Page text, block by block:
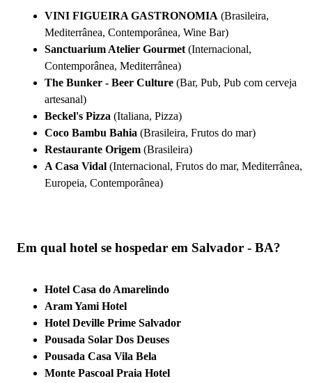
VINI FIGUEIRA GASTRONOMIA (Brasileira,
Mediterrânea, Contemporânea, Wine Bar)
Sanctuarium Atelier Gourmet (Internacional,
Contemporânea, Mediterrânea)
The Bunker - Beer Culture (Bar, Pub, Pub com cerveja
artesanal)
Beckel's Pizza (Italiana, Pizza)
Coco Bambu Bahia (Brasileira, Frutos do mar)
Restaurante Origem (Brasileira)
A Casa Vidal (Internacional, Frutos do mar, Mediterrânea,
Europeia, Contemporânea)
Em qual hotel se hospedar em Salvador - BA?
Hotel Casa do Amarelindo
Aram Yami Hotel
Hotel Deville Prime Salvador
Pousada Solar Dos Deuses
Pousada Casa Vila Bela
Monte Pascoal Praia Hotel